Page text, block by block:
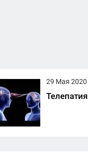
29 Мая 2020
Телепатия